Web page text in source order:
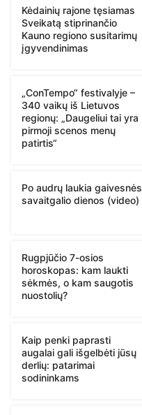
Kėdainių rajone tęsiamas
Sveikatą stiprinančio
Kauno regiono susitarimų
įgyvendinimas
„ConTempo“ festivalyje –
340 vaikų iš Lietuvos
regionų: „Daugeliui tai yra
pirmoji scenos menų
patirtis“
Po audrų laukia gaivesnės
savaitgalio dienos (video)
Rugpjūčio 7-osios
horoskopas: kam laukti
sėkmės, o kam saugotis
nuostolių?
Kaip penki paprasti
augalai gali išgelbėti jūsų
derlių: patarimai
sodininkams